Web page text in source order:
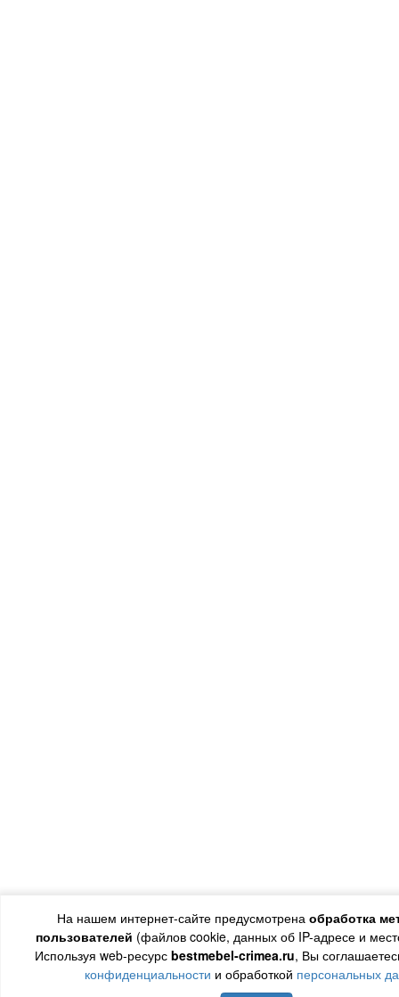
На нашем интернет-сайте предусмотрена обработка
пользователей (файлов cookie, данных об IP-адресе и
Используя web-ресурс bestmebel-crimea.ru, Вы
конфиденциальности и обработкой персональных